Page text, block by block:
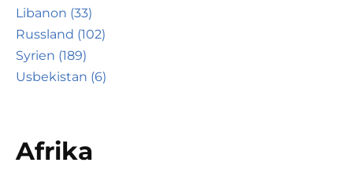
Libanon (33)
Russland (102)
Syrien (189)
Usbekistan (6)
Afrika